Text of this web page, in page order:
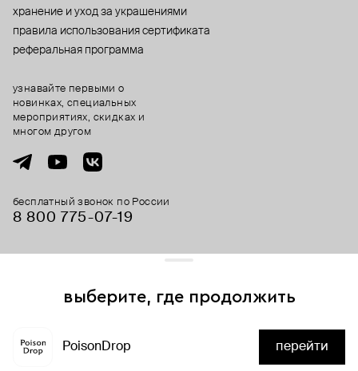
хранение и уход за украшениями
правила использования сертификата
реферальная программа
бесплатный звонок по России
8 800 775⁠-07⁠-19
узнавайте первыми о
новинках, специальных
мероприятиях, скидках и
многом другом
выберите, где продолжить
PoisonDrop перейти
и сервисы аналитики. Продолжая его использование,
вы соглашаетесь с нашим